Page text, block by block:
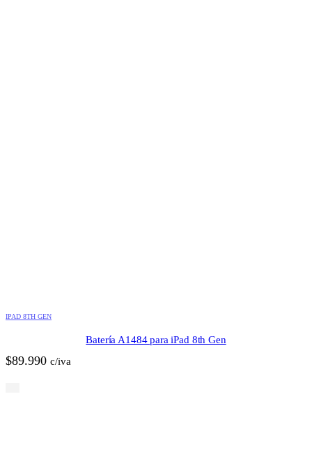
IPAD 8TH GEN
Batería A1484 para iPad 8th Gen
$89.990 c/iva